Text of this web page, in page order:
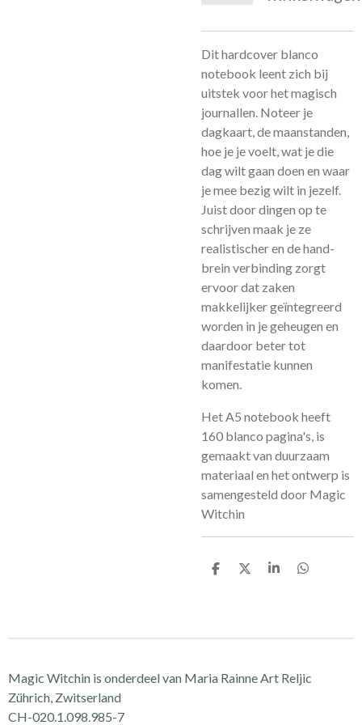
Dit hardcover blanco
notebook leent zich bij
uitstek voor het magisch
journallen. Noteer je
dagkaart, de maanstanden,
hoe je je voelt, wat je die
dag wilt gaan doen en waar
je mee bezig wilt in jezelf.
Juist door dingen op te
schrijven maak je ze
realistischer en de hand-
brein verbinding zorgt
ervoor dat zaken
makkelijker geïntegreerd
worden in je geheugen en
daardoor beter tot
manifestatie kunnen
komen.
Het A5 notebook heeft
160 blanco pagina's, is
gemaakt van duurzaam
materiaal en het ontwerp is
samengesteld door Magic
Witchin
D
D
S
D
Magic Witchin is onderdeel van Maria Rainne Art Reljic
Zührich, Zwitserland
CH-020.1.098.985-7